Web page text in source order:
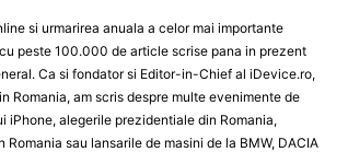
si urmarirea anuala a celor mai importante
peste 100.000 de article scrise pana in prezent
Ca si fondator si Editor-in-Chief al iDevice.ro,
Romania, am scris despre multe evenimente de
iPhone, alegerile prezidentiale din Romania,
sau lansarile de masini de la BMW, DACIA